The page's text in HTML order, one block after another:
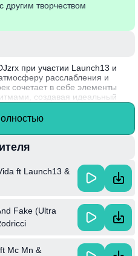
другим творчеством
при участии Launch13 и
расслабления и
сочетает в себе элементы
создавая идеальный
Легкие мелодии и
желание танцевать и
стилем, часто
музыкальные
в сердцах поклонников.
музыкальное выражение,
на позитивные
ft Launch13 &
Fake (Ultra
Mc Mn &